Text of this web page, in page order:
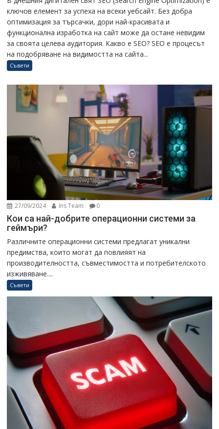
ключов елемент за успеха на всеки уебсайт. Без добра
оптимизация за търсачки, дори най-красивата и
функционална изработка на сайт може да остане невидим
за своята целева аудитория. Какво е SEO? SEO е процесът
на подобряване на видимостта на сайта...
Съвети
27/09/2024 Ins Team 0
Кои са най-добрите операционни системи за
геймъри?
Различните операционни системи предлагат уникални
предимства, които могат да повлияят на
производителността, съвместимостта и потребителското
изживяване....
Съвети